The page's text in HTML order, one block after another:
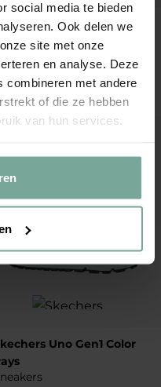
social media te bieden
Ook delen we
site met onze
en analyse. Deze
combineren met andere
of die ze hebben
van hun services.
Microspec Max
99
Uno Gen1 Color